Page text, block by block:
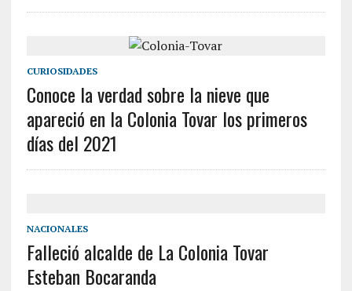
CURIOSIDADES
Conoce la verdad sobre la nieve que
apareció en la Colonia Tovar los primeros
días del 2021
NACIONALES
Falleció alcalde de La Colonia Tovar
Esteban Bocaranda